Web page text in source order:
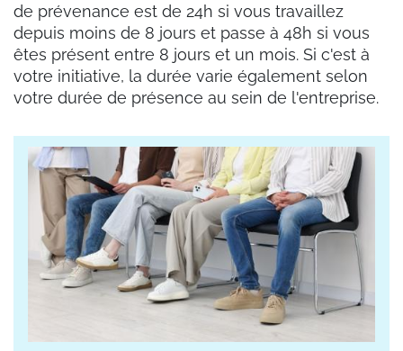
de prévenance est de 24h si vous travaillez
depuis moins de 8 jours et passe à 48h si vous
êtes présent entre 8 jours et un mois. Si c'est à
votre initiative, la durée varie également selon
votre durée de présence au sein de l'entreprise.